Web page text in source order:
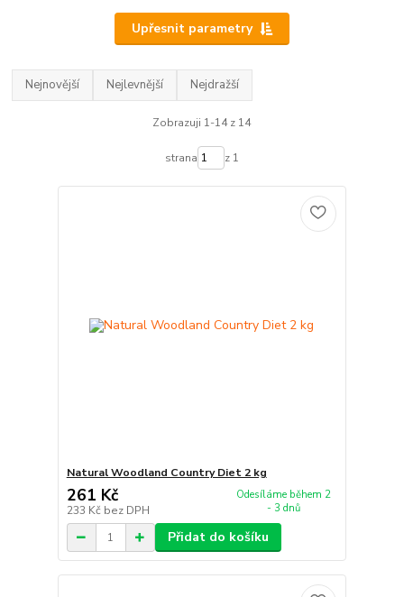
Upřesnit parametry
Nejnovější Nejlevnější Nejdražší
Zobrazuji 1-14 z 14
strana z 1
Natural Woodland Country Diet 2 kg
261 Kč
233 Kč bez DPH
Odesíláme během 2
- 3 dnů
Přidat do košíku